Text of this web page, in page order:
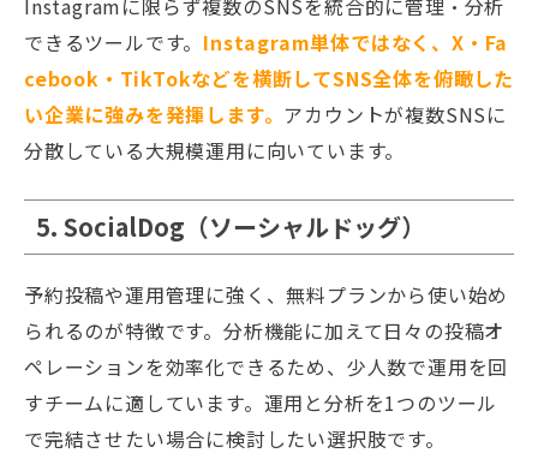
Instagramに限らず複数のSNSを統合的に管理・分析
できるツールです。 Instagram単体ではなく、X・Fa
cebook・TikTokなどを横断してSNS全体を俯瞰した
い企業に強みを発揮します。 アカウントが複数SNSに
分散している大規模運用に向いています。
5. SocialDog（ソーシャルドッグ）
予約投稿や運用管理に強く、無料プランから使い始め
られるのが特徴です。分析機能に加えて日々の投稿オ
ペレーションを効率化できるため、少人数で運用を回
すチームに適しています。運用と分析を1つのツール
で完結させたい場合に検討したい選択肢です。